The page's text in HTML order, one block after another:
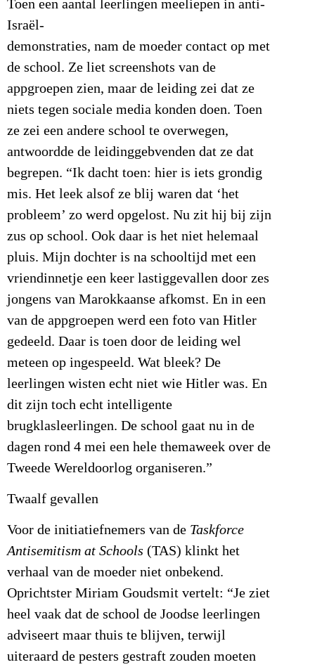
Toen een aantal leerlingen meeliepen in anti-
Israël-
demonstraties, nam de moeder contact op met
de school. Ze liet screenshots van de
appgroepen zien, maar de leiding zei dat ze
niets tegen sociale media konden doen. Toen
ze zei een andere school te overwegen,
antwoordde de leidinggebvenden dat ze dat
begrepen. “Ik dacht toen: hier is iets grondig
mis. Het leek alsof ze blij waren dat ‘het
probleem’ zo werd opgelost. Nu zit hij bij zijn
zus op school. Ook daar is het niet helemaal
pluis. Mijn dochter is na schooltijd met een
vriendinnetje een keer lastiggevallen door zes
jongens van Marokkaanse afkomst. En in een
van de appgroepen werd een foto van Hitler
gedeeld. Daar is toen door de leiding wel
meteen op ingespeeld. Wat bleek? De
leerlingen wisten echt niet wie Hitler was. En
dit zijn toch echt intelligente
brugklasleerlingen. De school gaat nu in de
dagen rond 4 mei een hele themaweek over de
Tweede Wereldoorlog organiseren.”
Twaalf gevallen
Voor de initiatiefnemers van de Taskforce
Antisemitism at Schools (TAS) klinkt het
verhaal van de moeder niet onbekend.
Oprichtster Miriam Goudsmit vertelt: “Je ziet
heel vaak dat de school de Joodse leerlingen
adviseert maar thuis te blijven, terwijl
uiteraard de pesters gestraft zouden moeten